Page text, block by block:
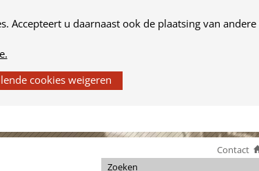
Accepteert u daarnaast ook de plaatsing van
Contact